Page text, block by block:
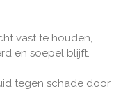
vast te houden,
en soepel blijft.
tegen schade door